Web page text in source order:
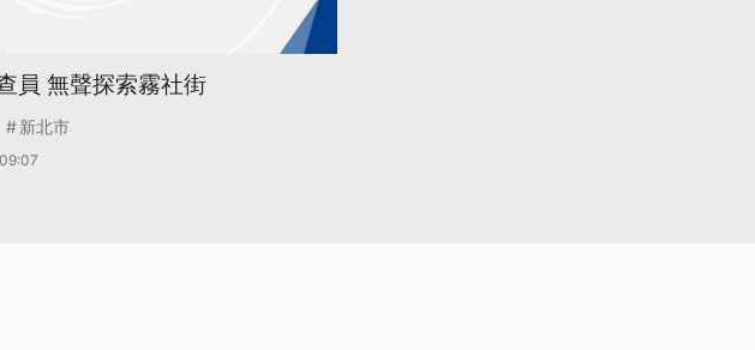
員 無聲探索霧社街
新北市